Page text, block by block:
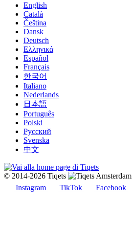
English
Català
Čeština
Dansk
Deutsch
Ελληνικά
Español
Français
한국어
Italiano
Nederlands
日本語
Português
Polski
Русский
Svenska
中文
© 2014-2026 Tiqets
Instagram
TikTok Facebook